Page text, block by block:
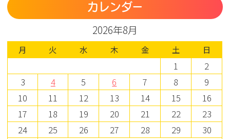
カレンダー
2026年8月
月 火 水 木 金 土 日
1
2
3
4 5 6 7 8
9
10
11 12 13 14 15
16
17
18 19 20 21 22
23
24
25 26 27 28 29
30